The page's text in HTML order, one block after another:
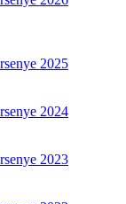
2025
2024
2023